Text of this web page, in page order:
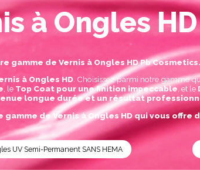
à Ongles HD
gamme de Vernis à Ongles HD Pb
à Ongles HD. Choisissez parmi notre gamme
, le Top Coat pour une finition impeccable, et le
longue durée et un résultat
de Vernis à Ongles HD qui vous offre
UV Semi-Permanent SANS HEMA